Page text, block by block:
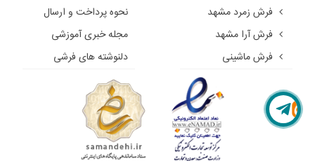
فرش زمرد مشهد
فرش آرا مشهد
فرش ماشینی
نحوه پرداخت و ارسال
مجله خبری آموزشی
دلنوشته های فرشی